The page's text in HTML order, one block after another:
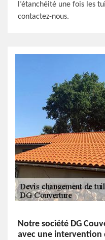
l’étanchéité une fois les
contactez-nous.
Notre société DG
avec une intervention